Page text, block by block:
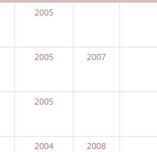
2005
2005 2007
2005
2004 2008